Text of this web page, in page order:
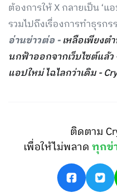
ต้องการให้ X กลายเป็น ‘
รวมไปถึงเรื่องการทำธุรก
อ่านข่าวต่อ -เหลือเพียงต
นกฟ้าออกจากเว็บไซต์แล้
แอปใหม่ ไฉไลกว่าเดิม -
ติดตาม
เพื่อให้ไม่พลาดทุกข่